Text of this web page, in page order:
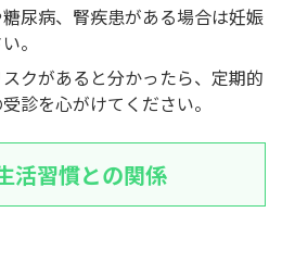
尿病、腎疾患がある場合は妊娠
。
クがあると分かったら、定期的
診を心がけてください。
活習慣との関係